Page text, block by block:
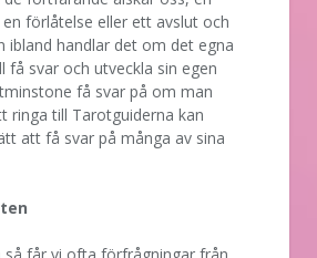
förlåtelse eller ett avslut och
ibland handlar det om det egna
få svar och utveckla sin egen
få svar på om man
ringa till Tarotguiderna kan
att få svar på många av sina
så får vi ofta förfrågningar från